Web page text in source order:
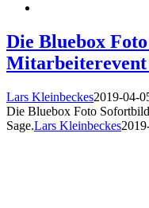
Die Bluebox
Mitarbeiterevent
Lars Kleinbeckes2019-04-
Die Bluebox Foto
Sage.Lars Kleinbeckes